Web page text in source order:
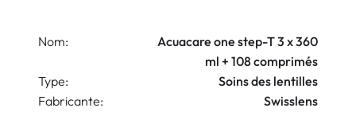
Nom:
Acuacare one step-T 3 x 360
ml + 108 comprimés
Type:
Soins des lentilles
Fabricante:
Swisslens